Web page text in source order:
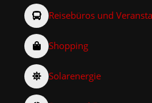
Reisebüros und
Shopping
Solarenergie